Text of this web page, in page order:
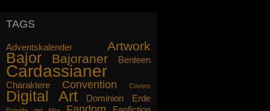
Abenteuern Sie nicht nur
Ihnen das Essen auf der Herdplatte
anbrennt. Wir replizieren Ihnen
gegebenenfalls etwas Neues.
Mögen die Propheten mit Ihnen sein.
TAGS
Adventskalender Artwork
Bajor Bajoraner Benteen
Cardassianer
Charaktere Convention Covers
Digital Art Dominion Erde